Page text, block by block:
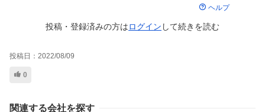
ヘルプ
投稿・登録済みの方はログイン して続きを読む
投稿日： 2022/08/09
0
関連する会社を探す